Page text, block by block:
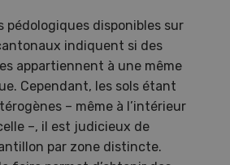
pédologiques disponibles sur
indiquent si des
appartiennent à une même
Cependant, les sols étant
– même à l’intérieur
–, il est judicieux de
par zone distincte.